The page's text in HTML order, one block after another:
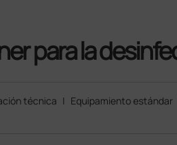
para la
técnica | Equipamiento estándar